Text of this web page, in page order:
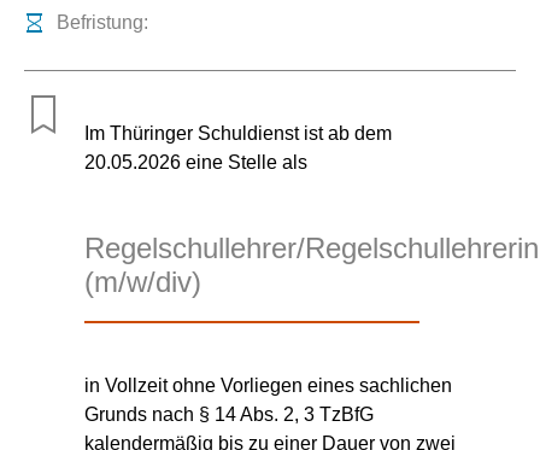
Befristung:
Im Thüringer Schuldienst ist ab dem
20.05.2026 eine Stelle als
Regelschullehrer/Regelschullehrerin
(m/w/div)
in Vollzeit ohne Vorliegen eines sachlichen
Grunds nach § 14 Abs. 2, 3 TzBfG
kalendermäßig bis zu einer Dauer von zwei